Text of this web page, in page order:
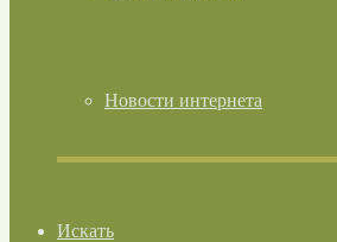
Новости интернета
Искать